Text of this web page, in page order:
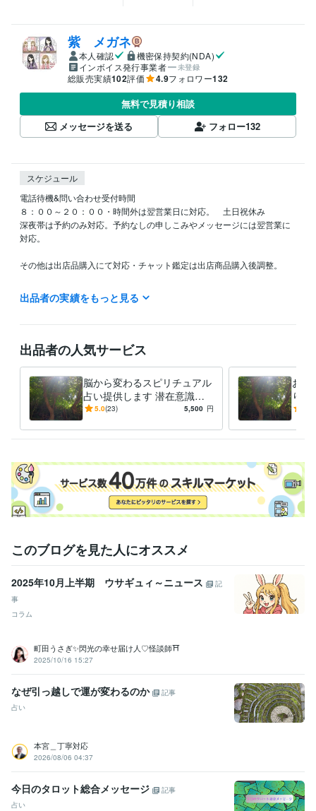
紫 メガネ
本人確認
機密保持契約(NDA)
インボイス発行事業者
未登録
総販売実績102評価 4.9フォロワー132
無料で見積り相談
メッセージを送る
フォロー132
スケジュール
電話待機&問い合わせ受付時間
８：００～２０：００・時間外は翌営業日に対応。　土日祝休み
深夜帯は予約のみ対応。予約なしの申しこみやメッセージには翌営業に
対応。
その他は出店品購入にて対応・チャット鑑定は出店商品購入後調整。
電話待機中は対応可能。待機していないときは対応は２４時間以内。
＊問い合わせに長文で悩みを書いてくる人の対応は一切しておりませ
ん。
ヒーリングエネルギーを送る時間帯（遠隔）
９：００
１１：００
１３：００
１４：００
１５：００
時間帯はこちらで決めておりますが、受け取るのはお客様の好きな時間
い出来ます。
職歴
悩み解消します
学歴
T大学 1997年3月 ~ 2001年2月
出品者の実績をもっと見る
出品者の人気サービス
脳から変わるスピリチュアル
占い提供します 潜在意識か
らクリーニングして悩みの根
5.0(23) 5,500 円
お悩
り
チュ
このブログを見た人にオススメ
2025年10月上半期 ウサギュィ～ニュース
記
事
コラム
町田うさぎ✨閃光の幸せ届け人♡怪談師⛩️
2025/10/16 15:27
なぜ引っ越しで運が変わるのか
記事
占い
本宮＿丁寧対応
2026/08/06 04:37
今日のタロット総合メッセージ
記事
占い